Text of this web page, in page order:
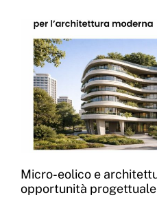
Micro-eolico e
opportunità progettuale